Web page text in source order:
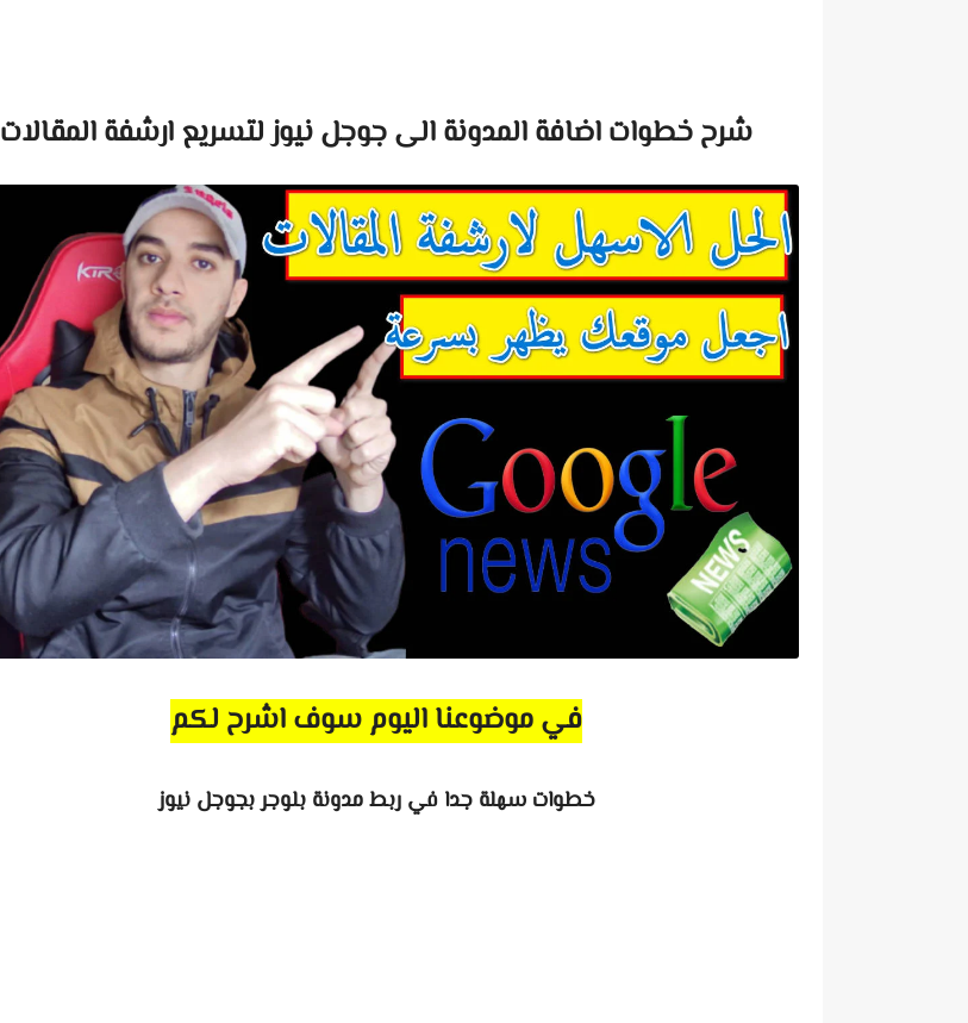
شرح خطوات اضافة المدونة الى جوجل نيوز لتسريع ارشفة المقالات
في موضوعنا اليوم سوف اشرح لكم
خطوات سهلة جدا في ربط مدونة بلوجر بجوجل نيوز